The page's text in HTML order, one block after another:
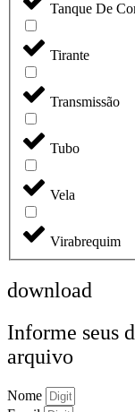
Tanque De
Tirante
Transmissão
Tubo
Vela
Virabrequim
download
Informe seus
arquivo
Nome